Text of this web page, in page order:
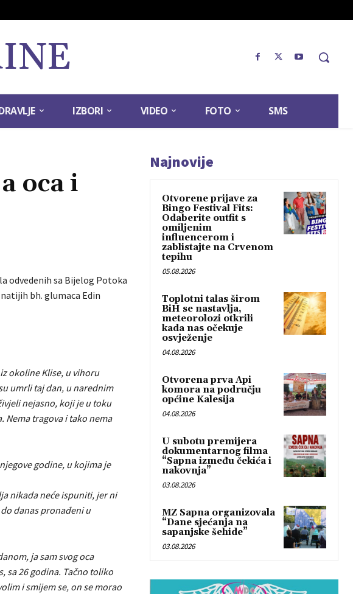
IZBORI VIDEO FOTO SMS
oca i
odvedenih sa Bijelog Potoka
bh. glumaca Edin
okoline Klise, u vihoru
umrli taj dan, u narednim
nejasno, koji je u toku
Nema tragova i tako nema
godine, u kojima je
nikada neće ispuniti, jer ni
danas pronađeni u
ja sam svog oca
sa 26 godina. Tačno toliko
i smijem se, on se morao
Najnovije
Otvorene prijave za
Bingo Festival Fits:
Odaberite outfit s
omiljenim
influencerom i
zablistajte na Crvenom
tepihu
05.08.2026
Toplotni talas širom
BiH se nastavlja,
meteorolozi otkrili
kada nas očekuje
osvježenje
04.08.2026
Otvorena prva Api
komora na području
općine Kalesija
04.08.2026
U subotu premijera
dokumentarnog filma
“Sapna između čekića i
nakovnja”
03.08.2026
MZ Sapna organizovala
“Dane sjećanja na
sapanjske šehide”
03.08.2026